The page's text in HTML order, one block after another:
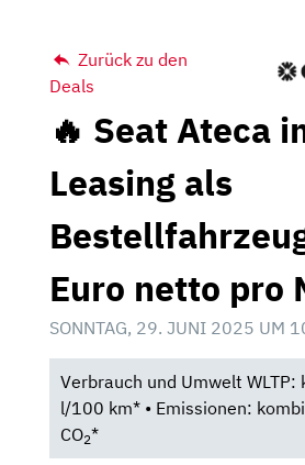
Zurück zu den
Deals
🔥 Seat Ateca
Leasing als
Euro netto pro
SONNTAG, 29. JUNI 2025 UM
Verbrauch und Umwelt
l/100 km* • Emissionen:
CO2*